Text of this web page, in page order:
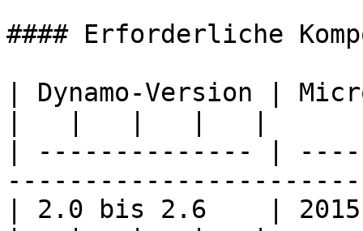
#### Erforderliche
| Dynamo-Version |
| -------------- |
| 2.0 bis 2.6    |